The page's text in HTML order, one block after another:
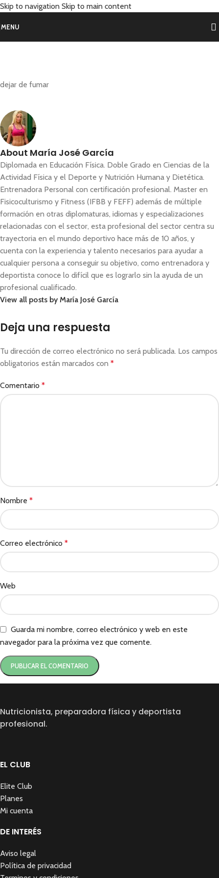
Skip to navigation Skip to main content
MENU
dejar de fumar
About María José García
Diplomada en Educación Física. Doble Grado en Ciencias de la
Actividad Física y el Deporte y Nutrición Humana y Dietética.
Entrenadora Personal con certificación profesional. Master en
Fisicoculturismo y Fitness (IFBB y FEFF) además de múltiple
formación en otras diplomaturas, idiomas y especializaciones
relacionadas con el sector, esta profesional del sector centra su
trayectoria en el mundo deportivo hace más de 10 años, y
cuenta con la experiencia y talento necesarios para ayudar a
cualquier persona a conseguir su objetivo, como entrenadora y
deportista conoce lo difícil que es lograrlo sin la ayuda de un
profesional cualificado.
View all posts by María José García
Deja una respuesta
Tu dirección de correo electrónico no será publicada. Los campos
obligatorios están marcados con *
Comentario *
Nombre *
Correo electrónico *
Web
Guarda mi nombre, correo electrónico y web en este
navegador para la próxima vez que comente.
Nutricionista, preparadora física y deportista
profesional.
EL CLUB
Elite Club
Planes
Mi cuenta
DE INTERÉS
Aviso legal
Política de privacidad